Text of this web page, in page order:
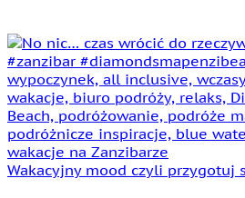
Wakacyjny mood czyli przygotuj